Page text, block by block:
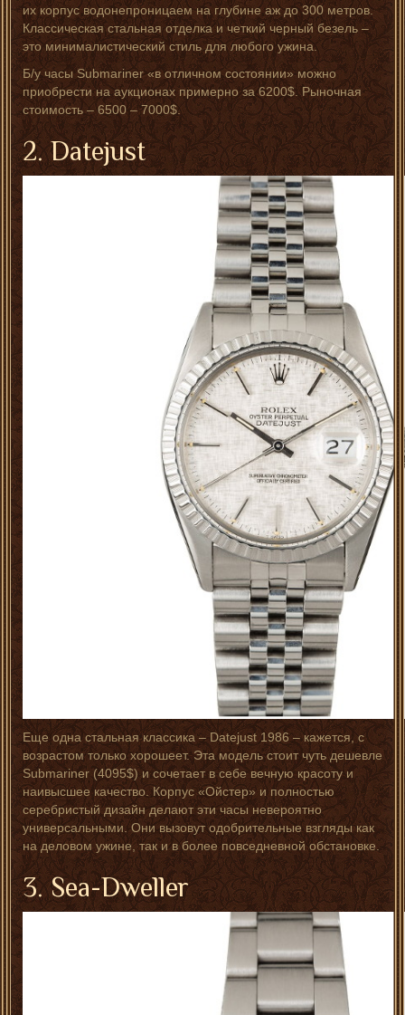
их корпус водонепроницаем на глубине аж до 300 метров.
Классическая стальная отделка и четкий черный безель –
это минималистический стиль для любого ужина.
Б/у часы Submariner «в отличном состоянии» можно
приобрести на аукционах примерно за 6200$. Рыночная
стоимость – 6500 – 7000$.
2. Datejust
Еще одна стальная классика – Datejust 1986 – кажется, с
возрастом только хорошеет. Эта модель стоит чуть дешевле
Submariner (4095$) и сочетает в себе вечную красоту и
наивысшее качество. Корпус «Ойстер» и полностью
серебристый дизайн делают эти часы невероятно
универсальными. Они вызовут одобрительные взгляды как
на деловом ужине, так и в более повседневной обстановке.
3. Sea-Dweller